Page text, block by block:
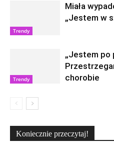
Trendy
Miała
„Jestem w
Trendy
„Jestem po
chorobie
Koniecznie przeczytaj!